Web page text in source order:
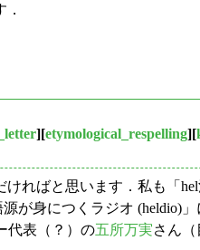
][etymological_respelling][
ればと思います．私も「hel
が身につくラジオ (heldio)
代表（？）の五所万実さん